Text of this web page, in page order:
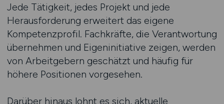
Jede Tätigkeit, jedes Projekt und jede
Herausforderung erweitert das eigene
Kompetenzprofil. Fachkräfte, die Verantwortung
übernehmen und Eigeninitiative zeigen, werden
von Arbeitgebern geschätzt und häufig für
höhere Positionen vorgesehen.
Darüber hinaus lohnt es sich, aktuelle